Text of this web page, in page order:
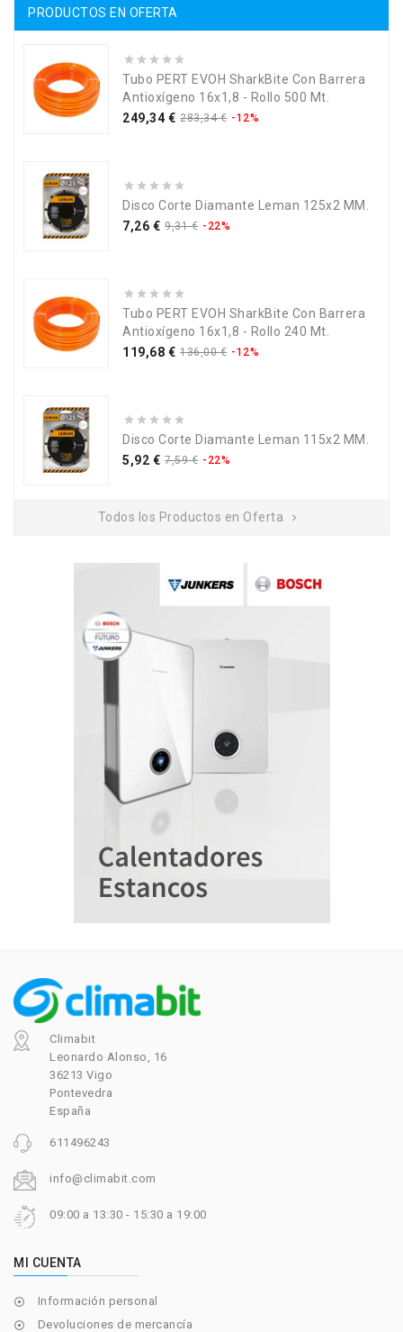
PRODUCTOS EN OFERTA
Tubo PERT EVOH SharkBite Con Barrera
Antioxígeno 16x1,8 - Rollo 500 Mt.
249,34 € 283,34 € -12%
Disco Corte Diamante Leman 125x2 MM.
7,26 € 9,31 € -22%
Tubo PERT EVOH SharkBite Con Barrera
Antioxígeno 16x1,8 - Rollo 240 Mt.
119,68 € 136,00 € -12%
Disco Corte Diamante Leman 115x2 MM.
5,92 € 7,59 € -22%
Todos los Productos en Oferta 
Climabit
Leonardo Alonso, 16
36213 Vigo
Pontevedra
España
611496243
info@climabit.com
09:00 a 13:30 - 15:30 a 19:00
MI CUENTA
 Información personal
 Devoluciones de mercancía